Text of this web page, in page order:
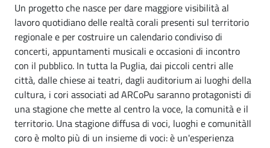
Un progetto che nasce per dare maggiore visibilità al
lavoro quotidiano delle realtà corali presenti sul territorio
regionale e per costruire un calendario condiviso di
concerti, appuntamenti musicali e occasioni di incontro
con il pubblico. In tutta la Puglia, dai piccoli centri alle
città, dalle chiese ai teatri, dagli auditorium ai luoghi della
cultura, i cori associati ad ARCoPu saranno protagonisti di
una stagione che mette al centro la voce, la comunità e il
territorio. Una stagione diffusa di voci, luoghi e comunitàIl
coro è molto più di un insieme di voci: è un'esperienza